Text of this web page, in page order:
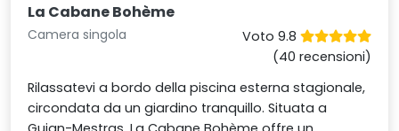
La Cabane Bohème
Camera singola
Voto 9.8
(40 recensioni)
Rilassatevi a bordo della piscina esterna stagionale,
circondata da un giardino tranquillo. Situata a